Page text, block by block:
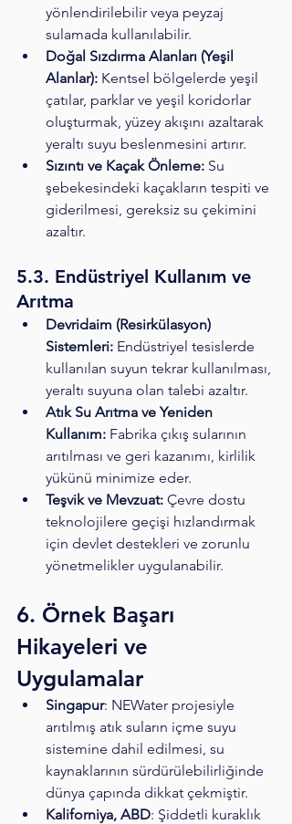
yönlendirilebilir veya peyzaj
sulamada kullanılabilir.
Doğal Sızdırma Alanları (Yeşil
Alanlar): Kentsel bölgelerde yeşil
çatılar, parklar ve yeşil koridorlar
oluşturmak, yüzey akışını azaltarak
yeraltı suyu beslenmesini artırır.
Sızıntı ve Kaçak Önleme: Su
şebekesindeki kaçakların tespiti ve
giderilmesi, gereksiz su çekimini
azaltır.
5.3. Endüstriyel Kullanım ve
Arıtma
Devridaim (Resirkülasyon)
Sistemleri: Endüstriyel tesislerde
kullanılan suyun tekrar kullanılması,
yeraltı suyuna olan talebi azaltır.
Atık Su Arıtma ve Yeniden
Kullanım: Fabrika çıkış sularının
arıtılması ve geri kazanımı, kirlilik
yükünü minimize eder.
Teşvik ve Mevzuat: Çevre dostu
teknolojilere geçişi hızlandırmak
için devlet destekleri ve zorunlu
yönetmelikler uygulanabilir.
6. Örnek Başarı
Hikayeleri ve
Uygulamalar
Singapur: NEWater projesiyle
arıtılmış atık suların içme suyu
sistemine dahil edilmesi, su
kaynaklarının sürdürülebilirliğinde
dünya çapında dikkat çekmiştir.
Kaliforniya, ABD: Şiddetli kuraklık